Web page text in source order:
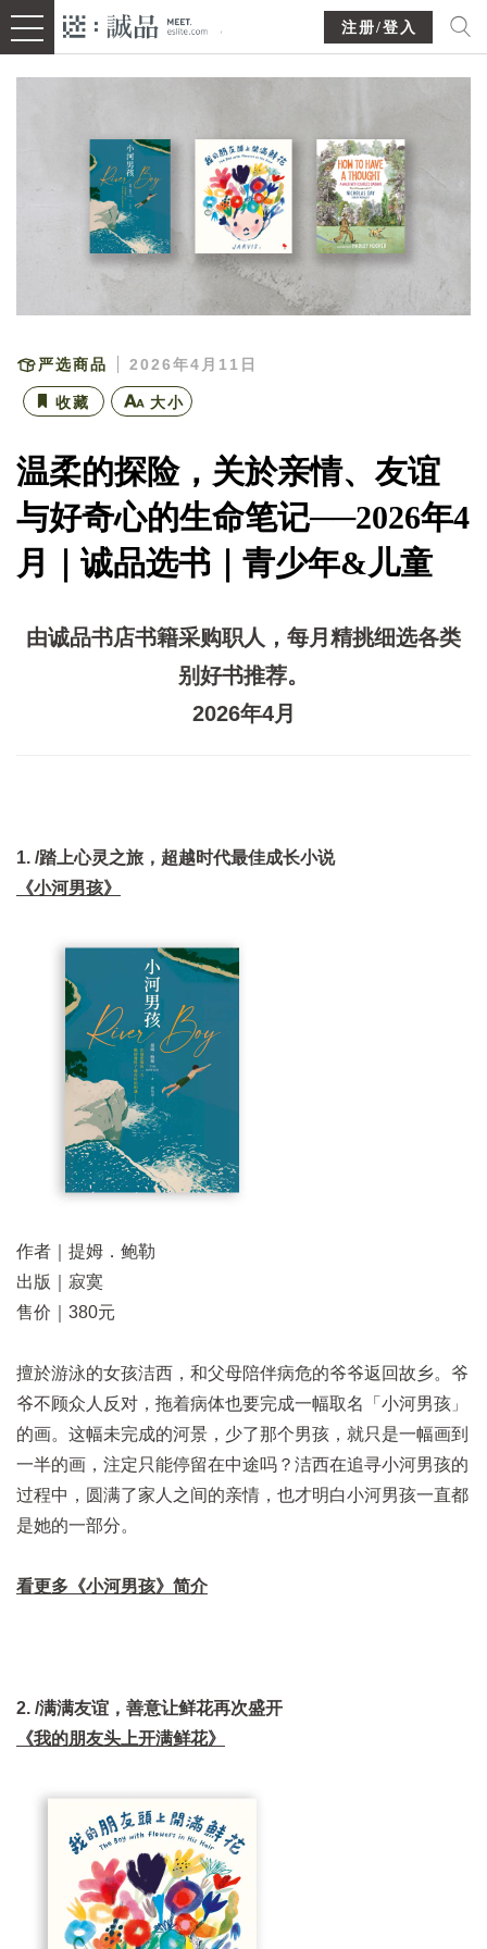
注册/登入
严选商品 2026年4月11日
收藏 大小
温柔的探险，关於亲情、友谊
与好奇心的生命笔记──2026年4
月｜诚品选书｜青少年&儿童
由诚品书店书籍采购职人，每月精挑细选各类
别好书推荐。
2026年4月
1. /踏上心灵之旅，超越时代最佳成长小说
《小河男孩》
作者｜提姆．鲍勒
出版｜寂寞
售价｜380元
擅於游泳的女孩洁西，和父母陪伴病危的爷爷返回故乡。爷
爷不顾众人反对，拖着病体也要完成一幅取名「 小河男孩 」
的画。这幅未完成的河景，少了那个男孩，就只是一幅画到
一半的画，注定只能停留在中途吗？洁西在追寻小河男孩的
过程中，圆满了家人之间的亲情，也才明白小河男孩一直都
是她的一部分。
看更多《小河男孩》简介
2. /满满友谊，善意让鲜花再次盛开
《我的朋友头上开满鲜花》